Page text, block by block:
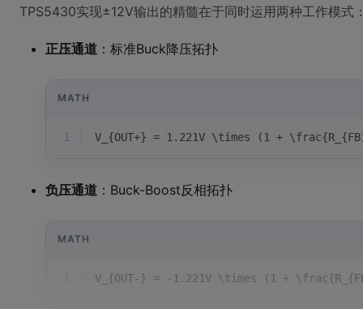
TPS5430实现±12V输出的精髓在于同时运用两种工作模式
正压通道 ：标准Buck降压拓扑
MATH
1 V_{OUT+} = 1.221V \times (1 +
负压通道 ：Buck-Boost反相拓扑
MATH
V_{OUT-} = -1.221V \times (1 +